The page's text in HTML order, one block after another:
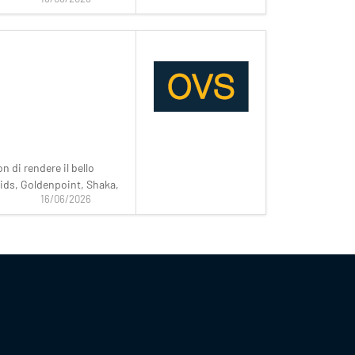
di rendere il bello
Goldenpoint, Shaka,
16/06/2026